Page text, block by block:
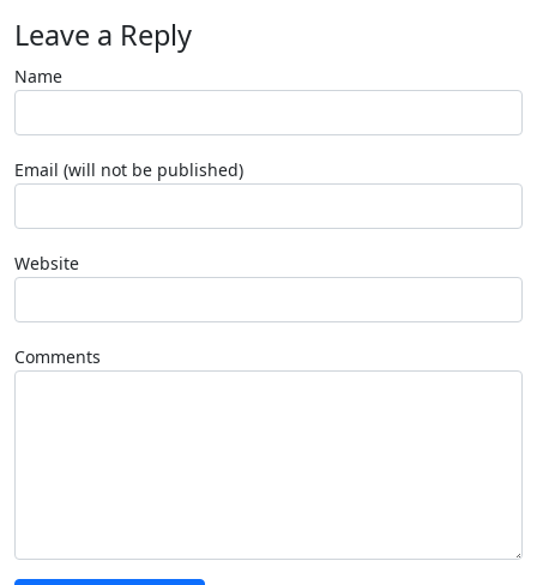
Leave a Reply
Name
Email (will not be published)
Website
Comments